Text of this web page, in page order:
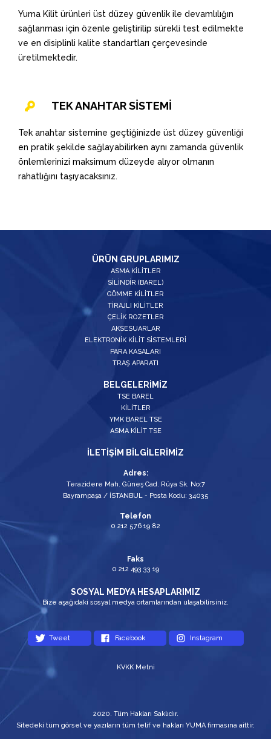
Yuma Kilit ürünleri üst düzey güvenlik ile devamlılığın
sağlanması için özenle geliştirilip sürekli test edilmekte
ve en disiplinli kalite standartları çerçevesinde
üretilmektedir.
TEK ANAHTAR SİSTEMİ
Tek anahtar sistemine geçtiğinizde üst düzey güvenliği
en pratik şekilde sağlayabilirken aynı zamanda güvenlik
önlemlerinizi maksimum düzeyde alıyor olmanın
rahatlığını taşıyacaksınız.
ÜRÜN GRUPLARIMIZ
ASMA KİLİTLER
SİLİNDİR (BAREL)
GÖMME KİLİTLER
TİRAJLI KİLİTLER
ÇELİK ROZETLER
AKSESUARLAR
ELEKTRONİK KİLİT SİSTEMLERİ
PARA KASALARI
TRAŞ APARATI
BELGELERİMİZ
TSE BAREL
KİLİTLER
YMK BAREL TSE
ASMA KİLİT TSE
İLETİŞİM BİLGİLERİMİZ
Adres:
Terazidere Mah. Güneş Cad. Rüya Sk. No:7
Bayrampaşa / İSTANBUL - Posta Kodu: 34035
Telefon
0 212 576 19 82
Faks
0 212 493 33 19
SOSYAL MEDYA HESAPLARIMIZ
Bize aşağıdaki sosyal medya ortamlarından ulaşabilirsiniz.
Tweet Facebook Instagram
KVKK Metni
2020. Tüm Hakları Saklıdır.
Sitedeki tüm görsel ve yazıların tüm telif ve hakları YUMA firmasına aittir.